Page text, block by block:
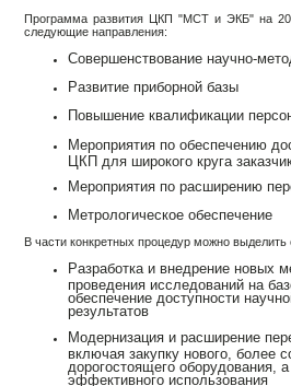
Программа развития ЦКП "МСТ и ЭКБ" на
следующие направления:
Совершенствование научно-
Развитие приборной базы
Повышение квалификации
Мероприятия по обеспечению
ЦКП для широкого круга
Мероприятия по расширению
Метрологическое обеспечение
В части конкретных процедур можно
Разработка и внедрение новых
проведения исследований на
обеспечение доступности
результатов
Модернизация и расширение
включая закупку нового, более
дорогостоящего оборудования,
эффективного использования